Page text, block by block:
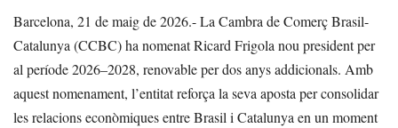
Barcelona, 21 de maig de 2026.- La Cambra de Comerç Brasil-
Catalunya (CCBC) ha nomenat Ricard Frigola nou president per
al període 2026–2028, renovable per dos anys addicionals. Amb
aquest nomenament, l’entitat reforça la seva aposta per consolidar
les relacions econòmiques entre Brasil i Catalunya en un moment